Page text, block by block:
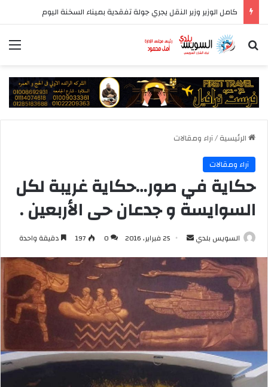
كامل الوزير وزير النقل يجري جولة تفقدية بميناء السخنة اليوم
بحث عن
الرئيسية/آراء ومقالات
آراء ومقالات
حكاية في صور…حكاية غريبة لكل
السوايسة و جدعان حى الأربعين .
السويس بلدي
أرسل
إلكترونيا
25 فبراير، 2016 0
197 دقيقة واحدة